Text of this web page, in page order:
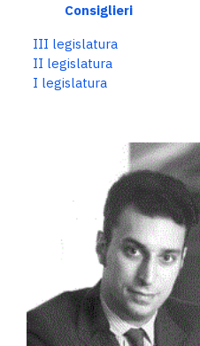
Consiglieri
III legislatura
II legislatura
I legislatura